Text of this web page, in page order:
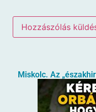
Miskolc. Az